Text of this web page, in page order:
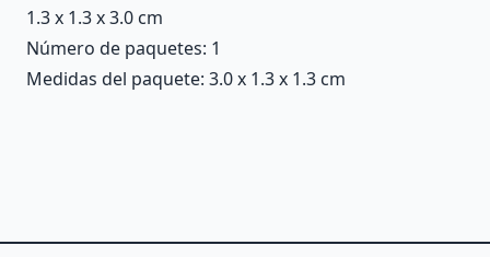
1.3 x 1.3 x 3.0 cm
Número de paquetes: 1
Medidas del paquete: 3.0 x 1.3 x 1.3 cm